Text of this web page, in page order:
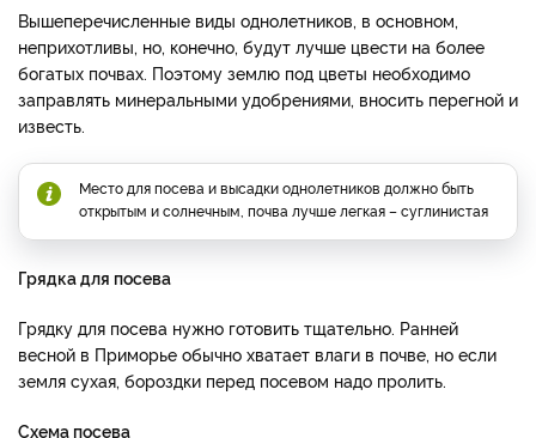
Вышеперечисленные виды однолетников, в основном,
неприхотливы, но, конечно, будут лучше цвести на более
богатых почвах. Поэтому землю под цветы необходимо
заправлять минеральными удобрениями, вносить перегной и
известь.
Место для посева и высадки однолетников должно быть
открытым и солнечным, почва лучше легкая – суглинистая
Грядка для посева
Грядку для посева нужно готовить тщательно. Ранней
весной в Приморье обычно хватает влаги в почве, но если
земля сухая, бороздки перед посевом надо пролить.
Схема посева